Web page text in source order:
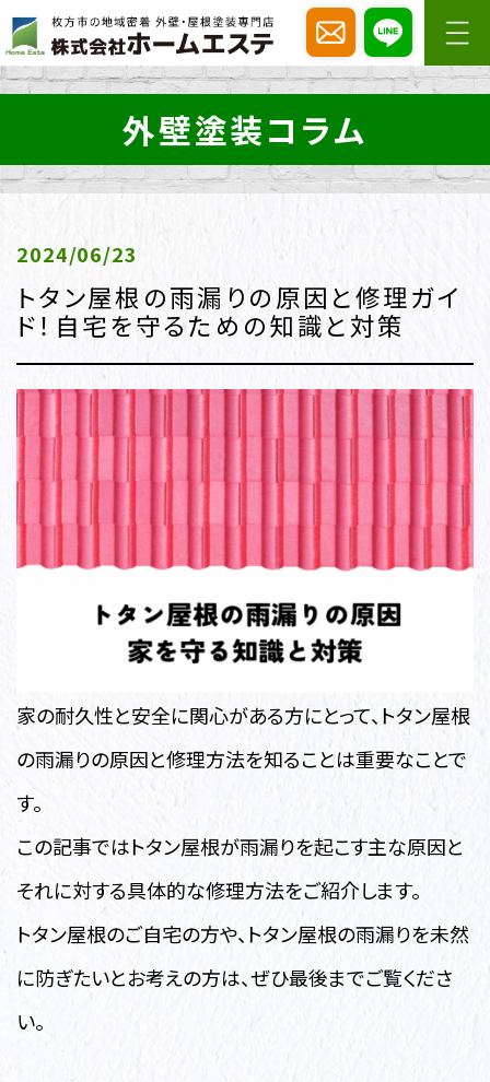
外壁塗装コラム
2024/06/23
トタン屋根の雨漏りの原因と修理ガイ
ド！自宅を守るための知識と対策
家の耐久性と安全に関心がある方にとって、トタン屋根
の雨漏りの原因と修理方法を知ることは重要なことで
す。
この記事ではトタン屋根が雨漏りを起こす主な原因と
それに対する具体的な修理方法をご紹介します。
トタン屋根のご自宅の方や、トタン屋根の雨漏りを未然
に防ぎたいとお考えの方は、ぜひ最後までご覧くださ
い。